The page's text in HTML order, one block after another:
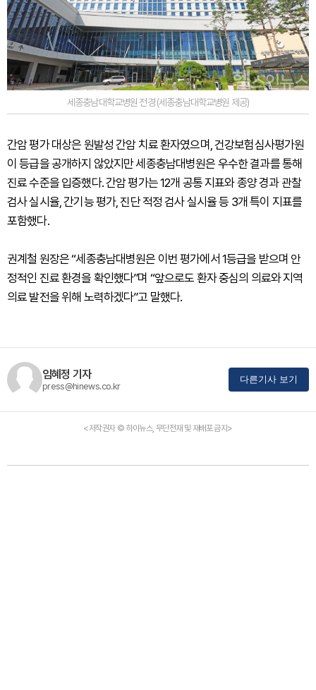
세종충남대학교병원 전경 (세종충남대학교병원 제공)
간암 평가 대상은 원발성 간암 치료 환자였으며, 건강보험심사평가원
이 등급을 공개하지 않았지만 세종충남대병원은 우수한 결과를 통해
진료 수준을 입증했다. 간암 평가는 12개 공통 지표와 종양 경과 관찰
검사 실시율, 간기능 평가, 진단 적정 검사 실시율 등 3개 특이 지표를
포함했다.
권계철 원장은 “세종충남대병원은 이번 평가에서 1등급을 받으며 안
정적인 진료 환경을 확인했다”며 “앞으로도 환자 중심의 의료와 지역
의료 발전을 위해 노력하겠다”고 말했다.
임혜정 기자
press@hinews.co.kr
다른기사 보기
<저작권자 © 하이뉴스, 무단전재 및 재배포 금지>